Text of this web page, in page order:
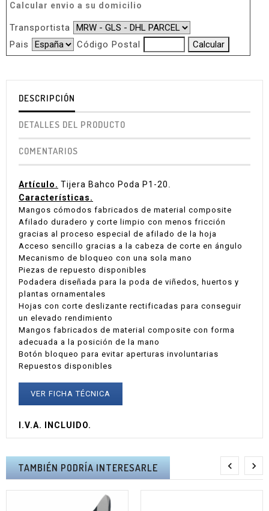
Calcular envio a su domicilio
Transportista
Pais
Código Postal
DESCRIPCIÓN
DETALLES DEL PRODUCTO
COMENTARIOS
Artículo. Tijera Bahco Poda P1-20
Características.
Mangos cómodos fabricados de material composite
Afilado duradero y corte limpio con menos fricción
gracias al proceso especial de afilado de la hoja
Acceso sencillo gracias a la cabeza de corte en ángulo
Mecanismo de bloqueo con una sola mano
Piezas de repuesto disponibles
Podadera diseñada para la poda de viñedos, huertos y
plantas ornamentales
Hojas con corte deslizante rectificadas para conseguir
un elevado rendimiento
Mangos fabricados de material composite con forma
adecuada a la posición de la mano
Botón bloqueo para evitar aperturas involuntarias
Repuestos disponibles
VER FICHA TÉCNICA
I.V.A. INCLUIDO.
TAMBIÉN PODRÍA INTERESARLE  